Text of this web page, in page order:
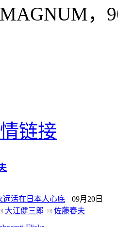
，
链接
远活在日本人心底
09月20日
大江健三郎
佐藤春夫